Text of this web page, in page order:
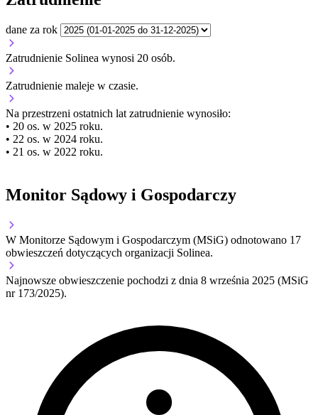
dane za rok
Zatrudnienie Solinea wynosi 20 osób.
Zatrudnienie maleje w czasie.
Na przestrzeni ostatnich lat zatrudnienie wynosiło:
• 20 os. w 2025 roku.
• 22 os. w 2024 roku.
• 21 os. w 2022 roku.
Monitor Sądowy i Gospodarczy
W Monitorze Sądowym i Gospodarczym (MSiG) odnotowano 17
obwieszczeń dotyczących organizacji Solinea.
Najnowsze obwieszczenie pochodzi z dnia 8 września 2025 (MSiG
nr 173/2025).